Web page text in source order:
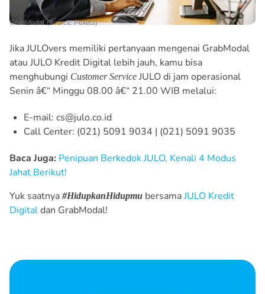
GrabModal (source: Pexels)
Jika JULOvers memiliki pertanyaan mengenai GrabModal
atau JULO Kredit Digital lebih jauh, kamu bisa
menghubungi Customer Service JULO di jam operasional
Senin â€“ Minggu 08.00 â€“ 21.00 WIB melalui:
E-mail: cs@julo.co.id
Call Center: (021) 5091 9034 | (021) 5091 9035
Baca Juga: Penipuan Berkedok JULO, Kenali 4 Modus
Jahat Berikut!
Yuk saatnya #HidupkanHidupmu bersamaJULO Kredit
Digitaldan GrabModal!